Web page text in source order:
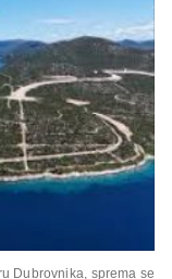
Dubrovnika, sprema se